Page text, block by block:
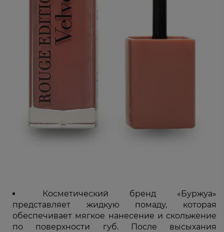
Косметический бренд «Буржуа»
представляет жидкую помаду, которая
обеспечивает мягкое нанесение и скольжение
по поверхности губ. После высыхания